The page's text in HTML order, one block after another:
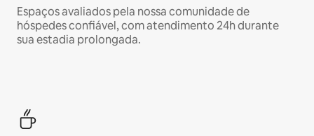
Espaços avaliados pela nossa comunidade de
hóspedes confiável, com atendimento 24h durante
sua estadia prolongada.